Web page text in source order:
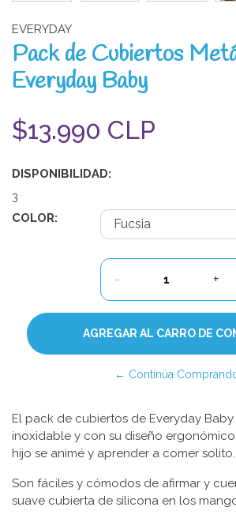
EVERYDAY
Pack de Cubiertos
Everyday Baby
$13.990 CLP
DISPONIBILIDAD:
3
COLOR:
- +
← Continúa
El pack de cubiertos de Everyday
inoxidable y con su diseño
hijo se animé y aprender a comer solito.
Son fáciles y cómodos de afirmar y
suave cubierta de silicona en los